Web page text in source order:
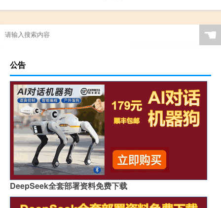
☚
公告
DeepSeek全套部署资料免费下载